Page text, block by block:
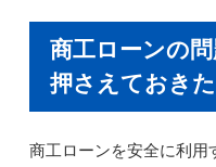
商工ローンの
押さえておき
商工ローンを安全に利用